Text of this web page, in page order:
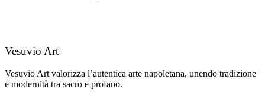
Vesuvio Art
Vesuvio Art valorizza l’autentica arte napoletana, unendo tradizione
e modernità tra sacro e profano.